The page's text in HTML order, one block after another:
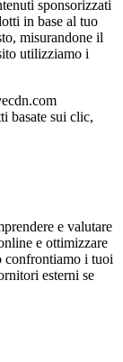
sponsorizzati
in base al tuo
misurandone il
utilizziamo i
basate sui clic,
e valutare
e ottimizzare
confrontiamo i tuoi
esterni se